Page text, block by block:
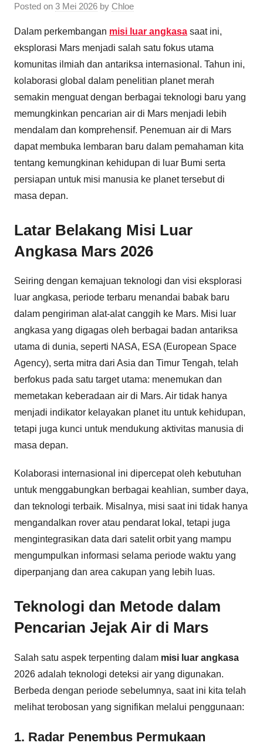
Posted on 3 Mei 2026 by Chloe
Dalam perkembangan misi luar angkasa saat ini,
eksplorasi Mars menjadi salah satu fokus utama
komunitas ilmiah dan antariksa internasional. Tahun ini,
kolaborasi global dalam penelitian planet merah
semakin menguat dengan berbagai teknologi baru yang
memungkinkan pencarian air di Mars menjadi lebih
mendalam dan komprehensif. Penemuan air di Mars
dapat membuka lembaran baru dalam pemahaman kita
tentang kemungkinan kehidupan di luar Bumi serta
persiapan untuk misi manusia ke planet tersebut di
masa depan.
Latar Belakang Misi Luar
Angkasa Mars 2026
Seiring dengan kemajuan teknologi dan visi eksplorasi
luar angkasa, periode terbaru menandai babak baru
dalam pengiriman alat-alat canggih ke Mars. Misi luar
angkasa yang digagas oleh berbagai badan antariksa
utama di dunia, seperti NASA, ESA (European Space
Agency), serta mitra dari Asia dan Timur Tengah, telah
berfokus pada satu target utama: menemukan dan
memetakan keberadaan air di Mars. Air tidak hanya
menjadi indikator kelayakan planet itu untuk kehidupan,
tetapi juga kunci untuk mendukung aktivitas manusia di
masa depan.
Kolaborasi internasional ini dipercepat oleh kebutuhan
untuk menggabungkan berbagai keahlian, sumber daya,
dan teknologi terbaik. Misalnya, misi saat ini tidak hanya
mengandalkan rover atau pendarat lokal, tetapi juga
mengintegrasikan data dari satelit orbit yang mampu
mengumpulkan informasi selama periode waktu yang
diperpanjang dan area cakupan yang lebih luas.
Teknologi dan Metode dalam
Pencarian Jejak Air di Mars
Salah satu aspek terpenting dalam misi luar angkasa
2026 adalah teknologi deteksi air yang digunakan.
Berbeda dengan periode sebelumnya, saat ini kita telah
melihat terobosan yang signifikan melalui penggunaan:
1. Radar Penembus Permukaan